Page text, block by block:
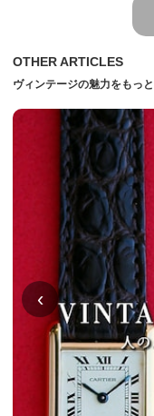
OTHER ARTICLES
ヴィンテージの魅力をもっ
‹